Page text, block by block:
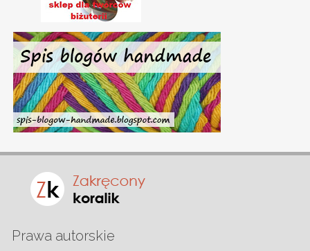
Prawa autorskie